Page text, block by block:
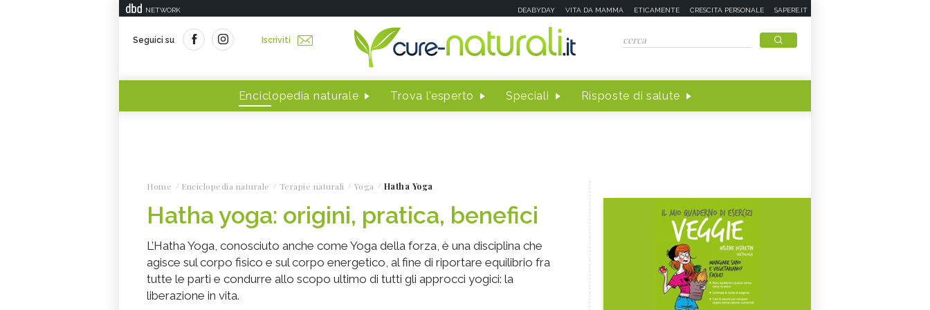
NETWORK DEABYDAY VITA DA MAMMA ETICAMENTE CRESCITA PERSONALE SAPERE.IT
Seguici su Iscriviti
Enciclopedia naturale Trova l'esperto Speciali Risposte di salute
Home Enciclopedia naturale Terapie naturali Yoga Hatha Yoga
Hatha yoga: origini, pratica, benefici
L’Hatha Yoga, conosciuto anche come Yoga della forza, è una disciplina che
agisce sul corpo fisico e sul corpo energetico, al fine di riportare equilibrio fra
tutte le parti e condurre allo scopo ultimo di tutti gli approcci yogici: la
liberazione in vita.